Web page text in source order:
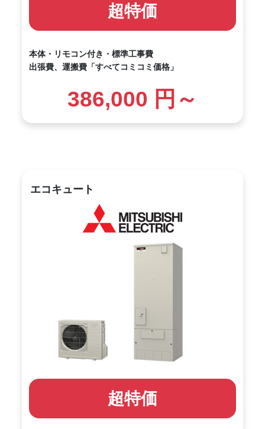
超特価
本体・リモコン付き・標準工事費
出張費、運搬費「すべてコミコミ価格」
386,000 円～
エコキュート
超特価